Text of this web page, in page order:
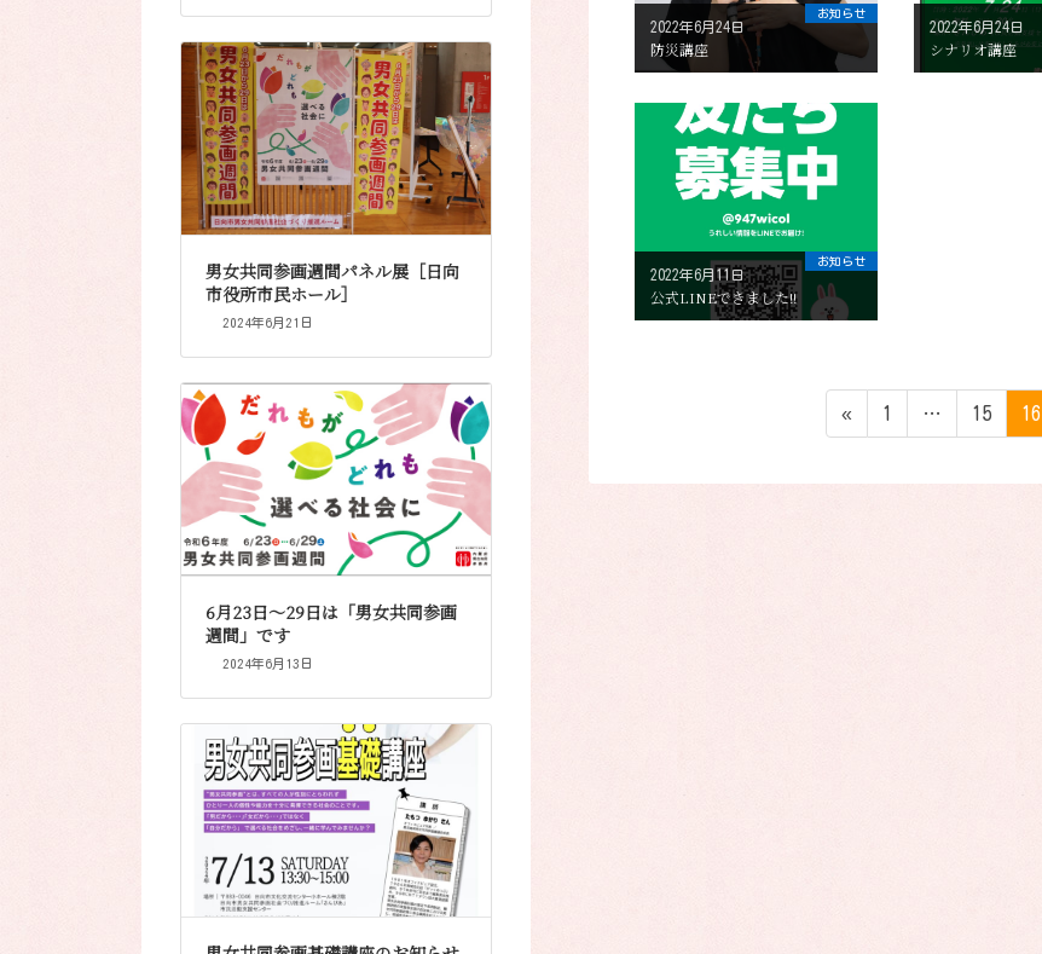
2022年6月24日
お知らせ
防災講座
2022年6月24日
シナリオ講座
2022年6月11日
お知らせ
公式LINEできました!!
の
«
ペ
ー
1 …
ペ
ー
15
ペ
ー
16
男女共同参画週間パネル展［日向
市役所市民ホール］
2024年6月21日
6月23日～29日は「男女共同参画
週間」です
2024年6月13日